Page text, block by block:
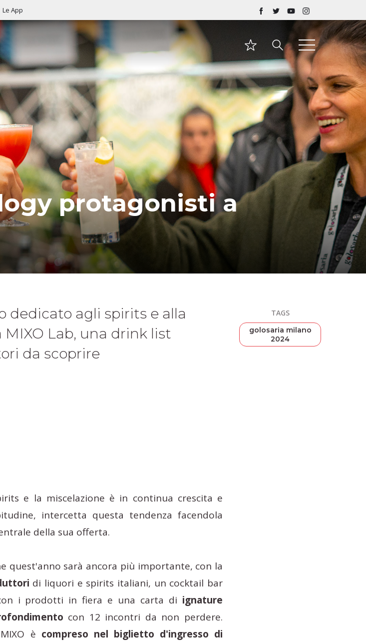
Le App
protagonisti a
TAGS
golosaria milano
2024
dedicato agli spirits e alla
Lab, una drink list
da scoprire
e la miscelazione è in continua crescita e
intercetta questa tendenza facendola
della sua offerta.
quest'anno sarà ancora più importante, con la
di liquori e spirits italiani, un cocktail bar
i prodotti in fiera e una carta di ignature
con 12 incontri da non perdere.
è compreso nel biglietto d'ingresso di